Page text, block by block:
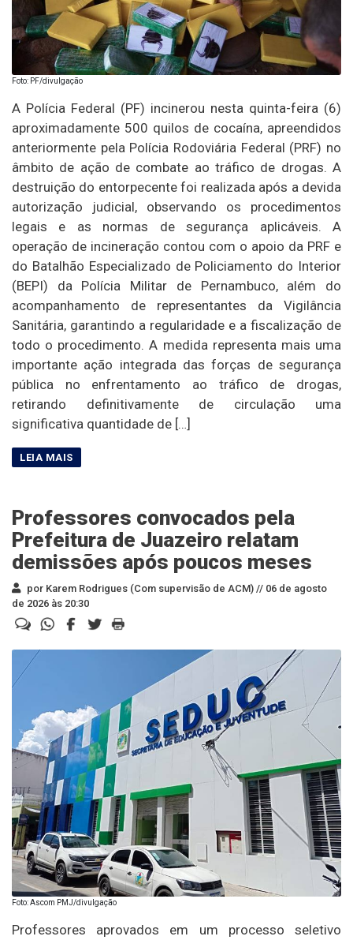
Foto: PF/divulgação
A Polícia Federal (PF) incinerou nesta quinta-feira (6)
aproximadamente 500 quilos de cocaína, apreendidos
anteriormente pela Polícia Rodoviária Federal (PRF) no
âmbito de ação de combate ao tráfico de drogas. A
destruição do entorpecente foi realizada após a devida
autorização judicial, observando os procedimentos
legais e as normas de segurança aplicáveis. A
operação de incineração contou com o apoio da PRF e
do Batalhão Especializado de Policiamento do Interior
(BEPI) da Polícia Militar de Pernambuco, além do
acompanhamento de representantes da Vigilância
Sanitária, garantindo a regularidade e a fiscalização de
todo o procedimento. A medida representa mais uma
importante ação integrada das forças de segurança
pública no enfrentamento ao tráfico de drogas,
retirando definitivamente de circulação uma
significativa quantidade de […]
Professores convocados pela
Prefeitura de Juazeiro relatam
demissões após poucos meses
por Karem Rodrigues (Com supervisão de ACM) // 06 de agosto
de 2026 às 20:30
Foto: Ascom PMJ/divulgação
Professores aprovados em um processo seletivo